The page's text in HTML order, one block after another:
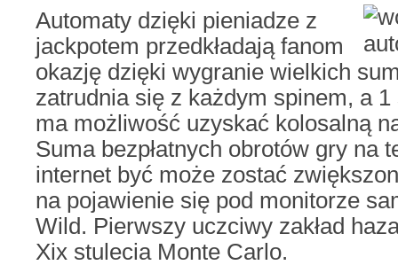
Automaty dzięki pieniadze z
jackpotem przedkładają fanom
okazję dzięki wygranie wielkich
zatrudnia się z każdym spinem, a
ma możliwość uzyskać kolosalną
Suma bezpłatnych obrotów gry na
internet być może zostać
na pojawienie się pod monitorze
Wild. Pierwszy uczciwy zakład
Xix stulecia Monte Carlo.